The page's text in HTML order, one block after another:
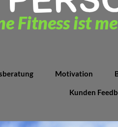
Fitness ist
Motivation
Kunden